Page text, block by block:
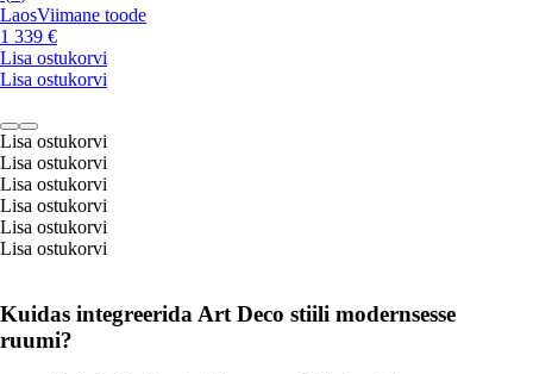
LaosViimane toode
1 339 €
Lisa ostukorvi
Lisa ostukorvi
Lisa ostukorvi
Lisa ostukorvi
Lisa ostukorvi
Lisa ostukorvi
Lisa ostukorvi
Lisa ostukorvi
Kuidas integreerida Art Deco stiili modernsesse
ruumi?